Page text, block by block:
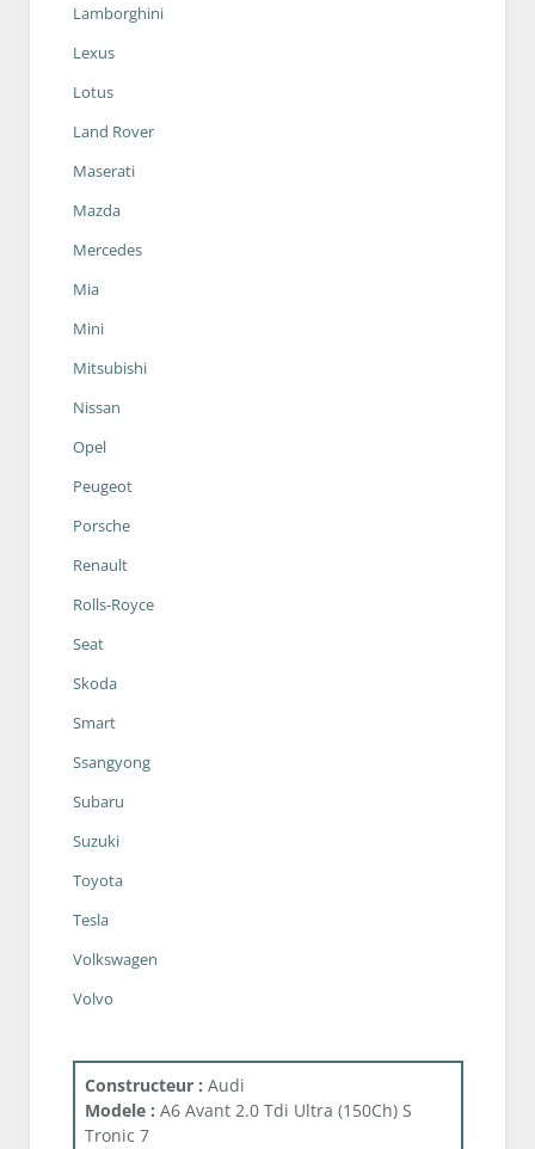
Lamborghini
Lexus
Lotus
Land Rover
Maserati
Mazda
Mercedes
Mia
Mini
Mitsubishi
Nissan
Opel
Peugeot
Porsche
Renault
Rolls-Royce
Seat
Skoda
Smart
Ssangyong
Subaru
Suzuki
Toyota
Tesla
Volkswagen
Volvo
Constructeur : Audi
Modele : A6 Avant 2.0 Tdi Ultra (150Ch) S
Tronic 7